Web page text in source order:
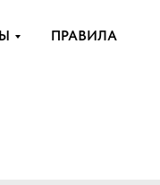
ПРАВИЛА